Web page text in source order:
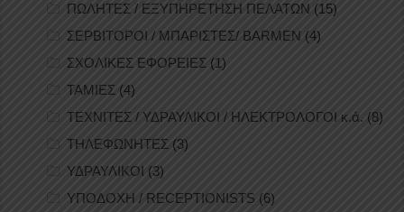
ΠΩΛΗΤΕΣ / ΕΞΥΠΗΡΕΤΗΣΗ ΠΕΛΑΤΩΝ (15)
ΣΕΡΒΙΤΟΡΟΙ / ΜΠΑΡΙΣΤΕΣ/ BARMEN (4)
ΣΧΟΛΙΚΕΣ ΕΦΟΡΕΙΕΣ (1)
ΤΑΜΙΕΣ (4)
ΤΕΧΝΙΤΕΣ / ΥΔΡΑΥΛΙΚΟΙ / ΗΛΕΚΤΡΟΛΟΓΟΙ κ.ά. (8)
ΤΗΛΕΦΩΝΗΤΕΣ (3)
ΥΔΡΑΥΛΙΚΟΙ (3)
ΥΠΟΔΟΧΗ / RECEPTIONISTS (6)